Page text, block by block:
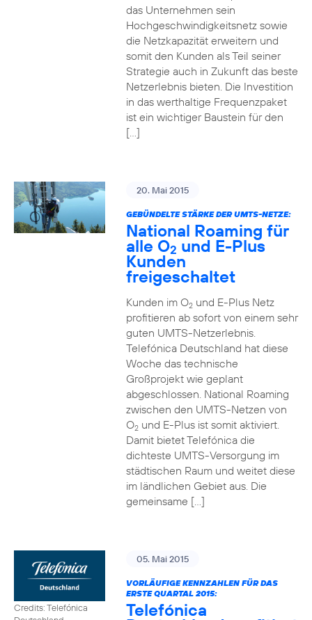
das Unternehmen sein
Hochgeschwindigkeitsnetz sowie
die Netzkapazität erweitern und
somit den Kunden als Teil seiner
Strategie auch in Zukunft das beste
Netzerlebnis bieten. Die Investition
in das werthaltige Frequenzpaket
ist ein wichtiger Baustein für den
[…]
20. Mai 2015
GEBÜNDELTE STÄRKE DER UMTS-NETZE:
National Roaming für
alle O2 und E-Plus
Kunden
freigeschaltet
Kunden im O2und E-Plus Netz
profitieren ab sofort von einem sehr
guten UMTS-Netzerlebnis.
Telefónica Deutschland hat diese
Woche das technische
Großprojekt wie geplant
abgeschlossen. National Roaming
zwischen den UMTS-Netzen von
O2und E-Plus ist somit aktiviert.
Damit bietet Telefónica die
dichteste UMTS-Versorgung im
städtischen Raum und weitet diese
im ländlichen Gebiet aus. Die
gemeinsame […]
Credits: Telefónica
05. Mai 2015
VORLÄUFIGE KENNZAHLEN FÜR DAS
ERSTE QUARTAL 2015:
Telefónica